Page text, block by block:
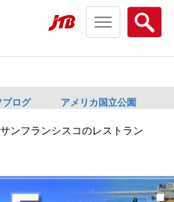
Search
menu
Toggle
navigation
ブログ アメリカ国立公園
サンフランシスコのレストラン